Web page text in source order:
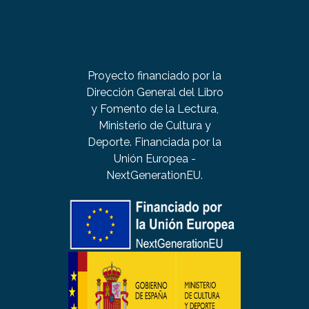
Proyecto financiado por la
Dirección General del Libro
y Fomento de la Lectura,
Ministerio de Cultura y
Deporte. Financiada por la
Unión Europea -
NextGenerationEU.